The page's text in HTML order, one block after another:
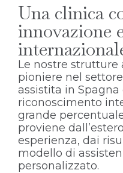
Una clinica
innovazione
Le nostre strutture
pioniere nel
assistita in
riconoscimento
grande
proviene
esperienza, dai
modello di
personalizzato.